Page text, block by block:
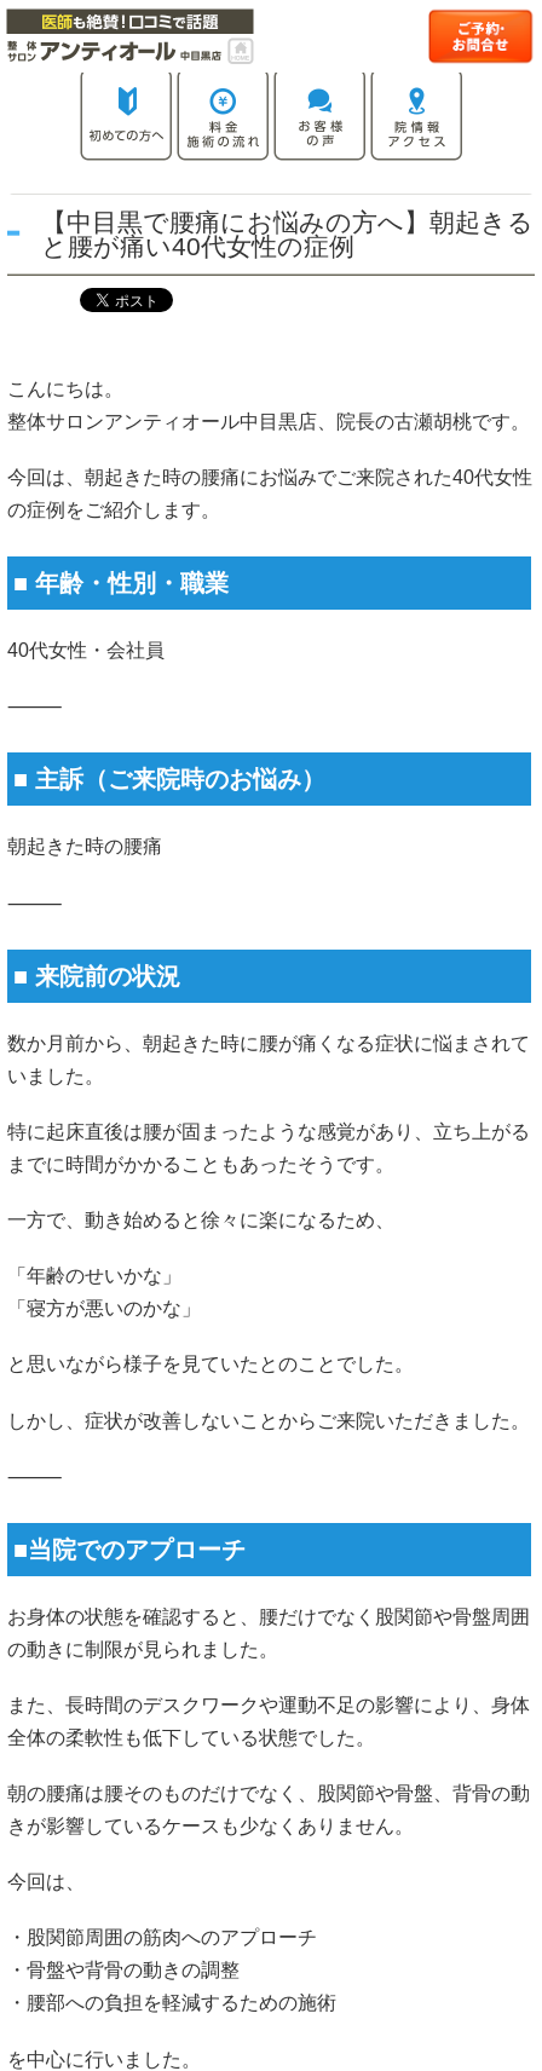
【中目黒で腰痛にお悩みの方へ】朝起きる
と腰が痛い40代女性の症例
こんにちは。
整体サロンアンティオール中目黒店、院長の古瀬胡桃です。
今回は、朝起きた時の腰痛にお悩みでご来院された40代女性
の症例をご紹介します。
■ 年齢・性別・職業
40代女性・会社員
⸻
■ 主訴（ご来院時のお悩み）
朝起きた時の腰痛
⸻
■ 来院前の状況
数か月前から、朝起きた時に腰が痛くなる症状に悩まされて
いました。
特に起床直後は腰が固まったような感覚があり、立ち上がる
までに時間がかかることもあったそうです。
一方で、動き始めると徐々に楽になるため、
「年齢のせいかな」
「寝方が悪いのかな」
と思いながら様子を見ていたとのことでした。
しかし、症状が改善しないことからご来院いただきました。
⸻
■当院でのアプローチ
お身体の状態を確認すると、腰だけでなく股関節や骨盤周囲
の動きに制限が見られました。
また、長時間のデスクワークや運動不足の影響により、身体
全体の柔軟性も低下している状態でした。
朝の腰痛は腰そのものだけでなく、股関節や骨盤、背骨の動
きが影響しているケースも少なくありません。
今回は、
・股関節周囲の筋肉へのアプローチ
・骨盤や背骨の動きの調整
・腰部への負担を軽減するための施術
を中心に行いました。